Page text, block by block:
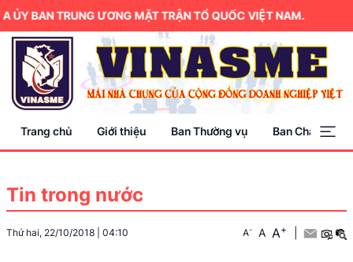
TRUNG ƯƠNG MẶT TRẬN TỔ QUỐC VIỆT NAM.
Trang chủ Giới thiệu Ban Thường vụ Ban Chấp hành
Tin trong nước
Thứ hai, 22/10/2018 04:10 A- A A+